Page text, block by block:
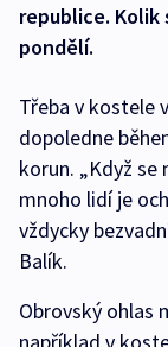
republice. Kolik
pondělí.
Třeba v kostele
dopoledne
korun. „Když
mnoho lidí je
vždycky
Balík.
Obrovský ohlas